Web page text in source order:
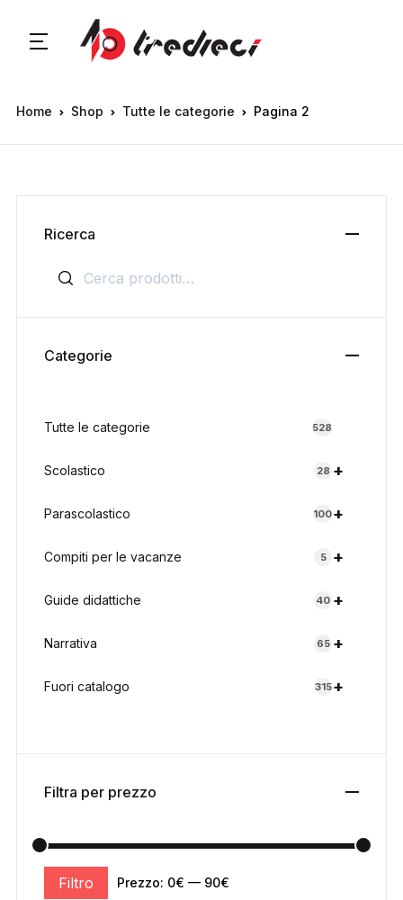
Home Shop Tutte le categorie Pagina 2
Ricerca
Cerca:
Categorie
Tutte le categorie 528
+
Scolastico 28
+
Parascolastico 100
+
Compiti per le vacanze 5
+
Guide didattiche 40
+
Narrativa 65
+
Fuori catalogo 315
Filtra per prezzo
Filtro Prezzo: 0€ — 90€